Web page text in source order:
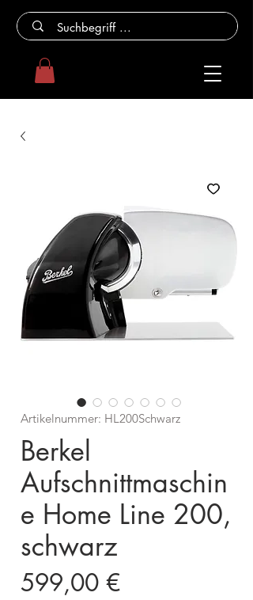
Artikelnummer: HL200Schwarz
Berkel
Aufschnittmaschin
e Home Line 200,
schwarz
599,00 €Preis